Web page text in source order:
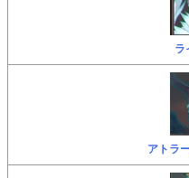
ラ
アトラ